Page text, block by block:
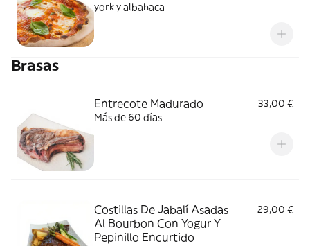
york y albahaca
Brasas
Entrecote Madurado
33,00 €
Más de 60 días
Costillas De Jabalí Asadas
Al Bourbon Con Yogur Y
Pepinillo Encurtido
29,00 €